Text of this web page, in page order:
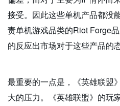
接受。因此这些单机产品都没
责单机游戏品类的Riot Forge
的反应出市场对于这些产品的态
最重要的一点是，《英雄联盟
大的压力。《英雄联盟》的玩